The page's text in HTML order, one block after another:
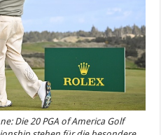
Die 20 PGA of America Golf